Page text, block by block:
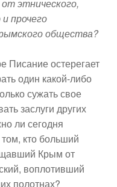
от этнического,
прочего
общества?
Писание остерегает
один какой-либо
сужать свое
заслуги других
ли сегодня
кто больший
Крым от
воплотивший
полотнах?